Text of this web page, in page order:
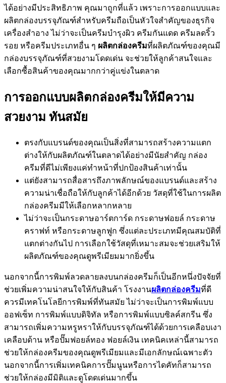
ได้อย่างมีประสิทธิภาพ คุณมาถูกที่แล้ว เพราะการออกแบบและ
ผลิตกล่องบรรจุภัณฑ์สำหรับครีมถือเป็นหัวใจสำคัญของธุรกิจ
เครื่องสำอาง ไม่ว่าจะเป็นครีมบำรุงผิว ครีมกันแดด ครีมลดริ้ว
รอย หรือครีมประเภทอื่น ๆ ผลิตกล่องครีมที่ผลิตภัณฑ์ของคุณมี
กล่องบรรจุภัณฑ์ที่สวยงามโดดเด่น จะช่วยให้ลูกค้าสนใจและ
เลือกซื้อสินค้าของคุณมากกว่าคู่แข่งในตลาด
การออกแบบผลิตกล่องครีมให้มีความ
สวยงาม ทันสมัย
ตรงกับแบรนด์ของคุณเป็นสิ่งที่สามารถสร้างความแตก
ต่างให้กับผลิตภัณฑ์ในตลาดได้อย่างมีนัยสำคัญ กล่อง
ครีมที่ดีไม่เพียงแค่ทำหน้าที่ปกป้องสินค้าเท่านั้น
แต่ยังสามารถสื่อสารถึงภาพลักษณ์ของแบรนด์และสร้าง
ความน่าเชื่อถือให้กับลูกค้าได้อีกด้วย วัสดุที่ใช้ในการผลิต
กล่องครีมมีให้เลือกหลากหลาย
ไม่ว่าจะเป็นกระดาษอาร์ตการ์ด กระดาษฟอยล์ กระดาษ
คราฟท์ หรือกระดาษลูกฟูก ซึ่งแต่ละประเภทมีคุณสมบัติที่
แตกต่างกันไป การเลือกใช้วัสดุที่เหมาะสมจะช่วยเสริมให้
ผลิตภัณฑ์ของคุณดูพรีเมียมมากยิ่งขึ้น
นอกจากนี้การพิมพ์ลวดลายลงบนกล่องครีมก็เป็นอีกหนึ่งปัจจัยที่
ช่วยเพิ่มความน่าสนใจให้กับสินค้า โรงงานผลิตกล่องครีมที่ดี
ควรมีเทคโนโลยีการพิมพ์ที่ทันสมัย ไม่ว่าจะเป็นการพิมพ์แบบ
ออฟเซ็ท การพิมพ์แบบดิจิทัล หรือการพิมพ์แบบซิลค์สกรีน ซึ่ง
สามารถเพิ่มความหรูหราให้กับบรรจุภัณฑ์ได้ด้วยการเคลือบเงา
เคลือบด้าน หรือปั๊มฟอยล์ทอง ฟอยล์เงิน เทคนิคเหล่านี้สามารถ
ช่วยให้กล่องครีมของคุณดูพรีเมียมและมีเอกลักษณ์เฉพาะตัว
นอกจากนี้การเพิ่มเทคนิคการปั๊มนูนหรือการไดคัทก็สามารถ
ช่วยให้กล่องมีมิติและดูโดดเด่นมากขึ้น